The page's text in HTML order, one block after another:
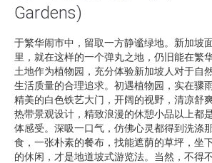
Gardens)
于繁华闹市中，留取一方静谧绿地。新加坡
里，就在这样的一个弹丸之地，仍旧能在繁
土地作为植物园，充分体验新加坡人对于自
生活质量的合理追求。初遇植物园，实在骤
精美的白色铁艺大门，开阔的视野，清凉舒
热带景观设计，精致浪漫的休憩小品以上都
体感受。深吸一口气，仿佛心灵都得到洗涤
食，一张朴素的餐布，找能遮荫的草坪，坐
的休闲，才是地道坡式游览法。当然，不得